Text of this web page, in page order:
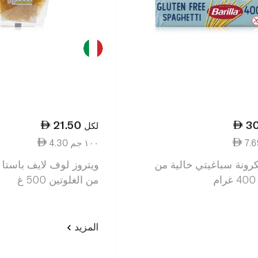
سباغيتي خالية من
21.50 لكل
4.30 ١٠٠ جم
ويتروز لوف لايف
من الغلوتين 500 غ
المزيد